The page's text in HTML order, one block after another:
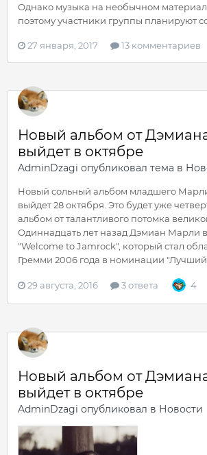
Однако музыка на необычном
поэтому участники группы планируют
27 января, 2017 13 комментариев
Новый альбом от
выйдет в октябре
AdminDzagi опубликовал тема в
Новый сольный альбом младшего
выйдет 28 октября. Это будет уже
альбом от талантливого потомка
Одиннадцать лет назад Дэмиан Марли
"Welcome to Jamrock", который стал
Гремми 2006 года в номинации "Лучший
29 августа, 2016 3 ответа 4
Новый альбом от
выйдет в октябре
AdminDzagi опубликовал в Новости